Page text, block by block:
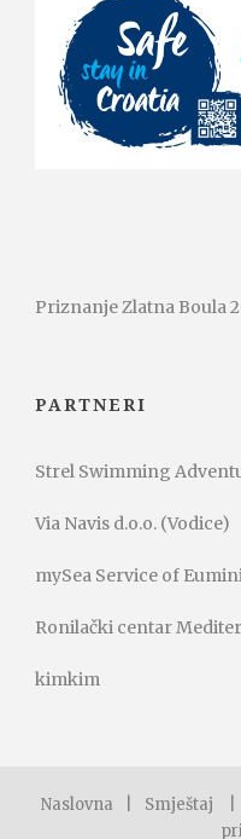
Priznanje Zlatna Boula
PARTNERI
Strel Swimming
Via Navis d.o.o. (Vodice)
mySea Service of
Ronilački centar
kimkim
Naslovna Smještaj